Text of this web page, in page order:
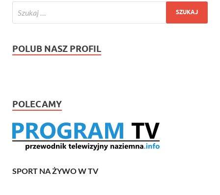
POLUB NASZ PROFIL
POLECAMY
SPORT NA ŻYWO W TV